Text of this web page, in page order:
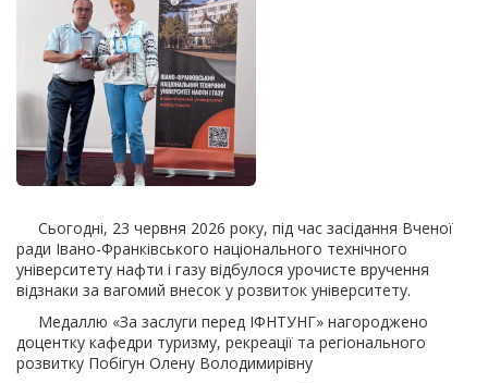
Сьогодні, 23 червня 2026 року, під час засідання Вченої
ради Івано-Франківського національного технічного
університету нафти і газу відбулося урочисте вручення
відзнаки за вагомий внесок у розвиток університету.
Медаллю «За заслуги перед ІФНТУНГ» нагороджено
доцентку кафедри туризму, рекреації та регіонального
розвитку Побігун Олену Володимирівну